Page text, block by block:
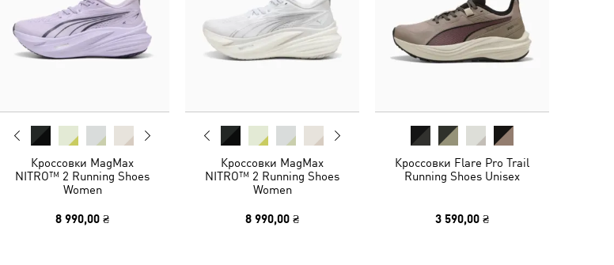
Кроссовки MagMax
NITRO™ 2 Running Shoes
Women
8 990,00 ₴
Кроссовки MagMax
NITRO™ 2 Running Shoes
Women
8 990,00 ₴
Кроссовки Flare Pro Trail
Running Shoes Unisex
3 590,00 ₴